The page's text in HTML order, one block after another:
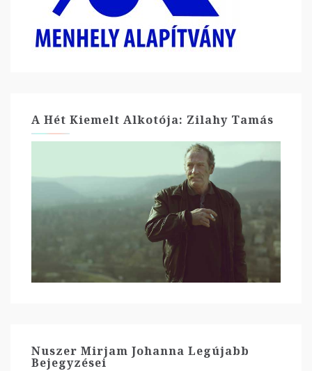
A Hét Kiemelt Alkotója: Zilahy Tamás
Nuszer Mirjam Johanna Legújabb
Bejegyzései